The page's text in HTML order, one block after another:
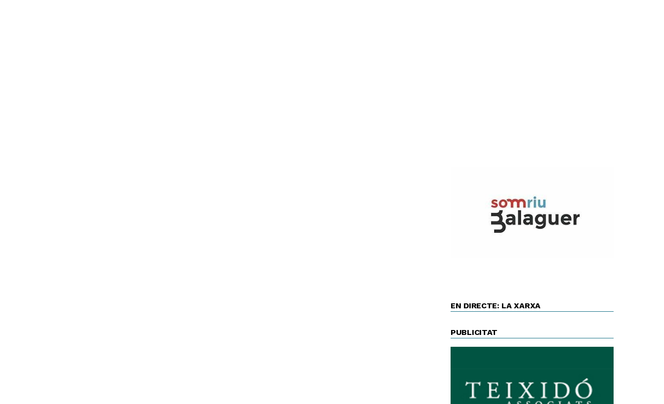
EN DIRECTE: LA XARXA
PUBLICITAT